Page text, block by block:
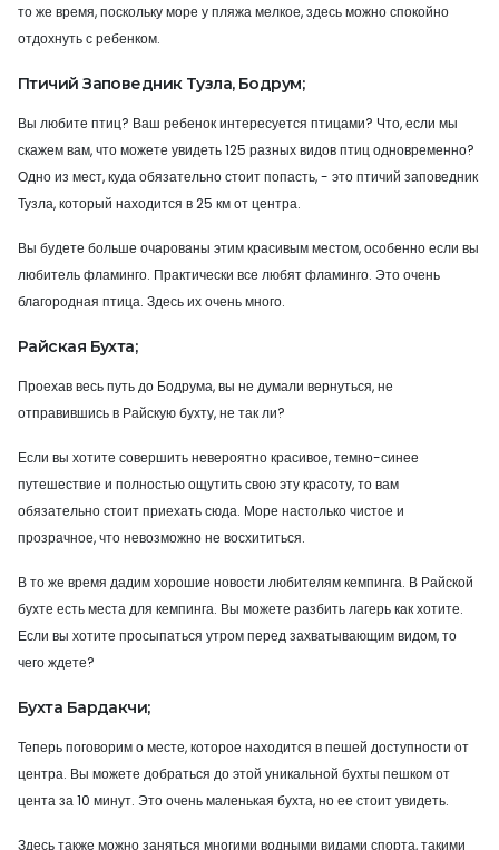
то же время, поскольку море у пляжа мелкое, здесь можно спокойно
отдохнуть с ребенком.
Птичий Заповедник Тузла, Бодрум;
Вы любите птиц? Ваш ребенок интересуется птицами? Что, если мы
скажем вам, что можете увидеть 125 разных видов птиц одновременно?
Одно из мест, куда обязательно стоит попасть, - это птичий заповедник
Тузла, который находится в 25 км от центра.
Вы будете больше очарованы этим красивым местом, особенно если вы
любитель фламинго. Практически все любят фламинго. Это очень
благородная птица. Здесь их очень много.
Райская Бухта;
Проехав весь путь до Бодрума, вы не думали вернуться, не
отправившись в Райскую бухту, не так ли?
Если вы хотите совершить невероятно красивое, темно-синее
путешествие и полностью ощутить свою эту красоту, то вам
обязательно стоит приехать сюда. Море настолько чистое и
прозрачное, что невозможно не восхититься.
В то же время дадим хорошие новости любителям кемпинга. В Райской
бухте есть места для кемпинга. Вы можете разбить лагерь как хотите.
Если вы хотите просыпаться утром перед захватывающим видом, то
чего ждете?
Бухта Бардакчи;
Теперь поговорим о месте, которое находится в пешей доступности от
центра. Вы можете добраться до этой уникальной бухты пешком от
цента за 10 минут. Это очень маленькая бухта, но ее стоит увидеть.
Здесь также можно заняться многими водными видами спорта, такими